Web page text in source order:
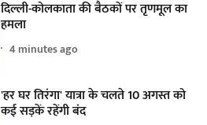
दिल्ली-कोलकाता की बैठकों पर तृणमूल का
हमला
4 minutes ago
'हर घर तिरंगा' यात्रा के चलते 10 अगस्त को
कई सड़कें रहेंगी बंद